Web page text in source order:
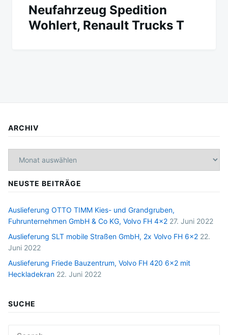
Neufahrzeug Spedition
Wohlert, Renault Trucks T
ARCHIV
NEUSTE BEITRÄGE
Auslieferung OTTO TIMM Kies- und Grandgruben,
Fuhrunternehmen GmbH & Co KG, Volvo FH 4×2 27. Juni 2022
Auslieferung SLT mobile Straßen GmbH, 2x Volvo FH 6×2 22.
Juni 2022
Auslieferung Friede Bauzentrum, Volvo FH 420 6×2 mit
Heckladekran 22. Juni 2022
SUCHE